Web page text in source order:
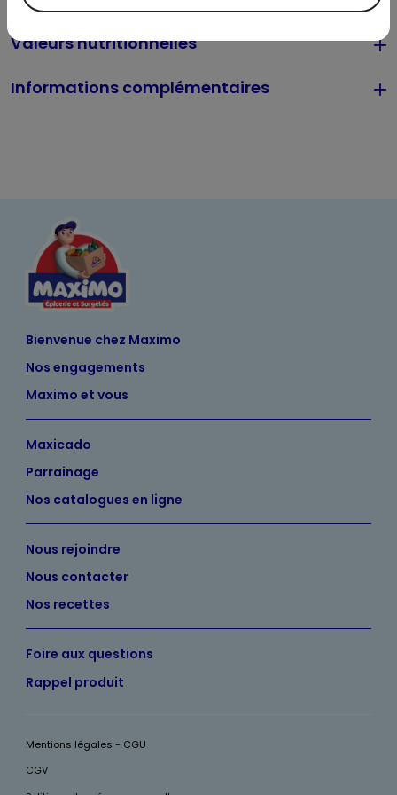
Valeurs nutritionnelles
Informations complémentaires
Bienvenue chez Maximo
Nos engagements
Maximo et vous
Maxicado
Parrainage
Nos catalogues en ligne
Nous rejoindre
Nous contacter
Nos recettes
Foire aux questions
Rappel produit
Mentions légales - CGU
CGV